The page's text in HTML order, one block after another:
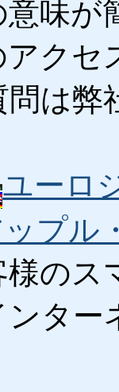
味が
クセ
は弊
ユーロ
ップル
様のス
ンター